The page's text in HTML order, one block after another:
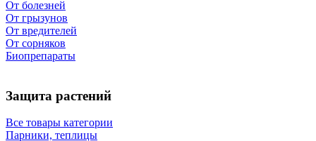
От болезней
От грызунов
От вредителей
От сорняков
Биопрепараты
Защита растений
Все товары категории
Парники, теплицы